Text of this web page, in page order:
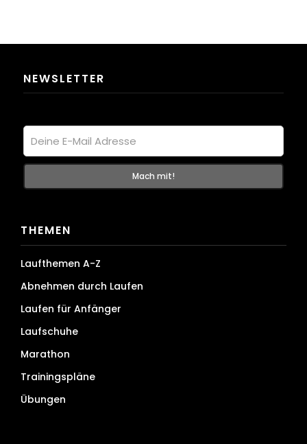
NEWSLETTER
THEMEN
Laufthemen A-Z
Abnehmen durch Laufen
Laufen für Anfänger
Laufschuhe
Marathon
Trainingspläne
Übungen